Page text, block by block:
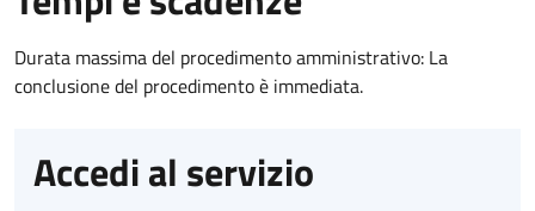
Durata massima del procedimento amministrativo: La
conclusione del procedimento è immediata.
Accedi al servizio